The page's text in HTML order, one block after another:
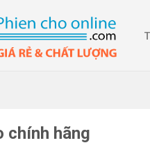
chính hãng